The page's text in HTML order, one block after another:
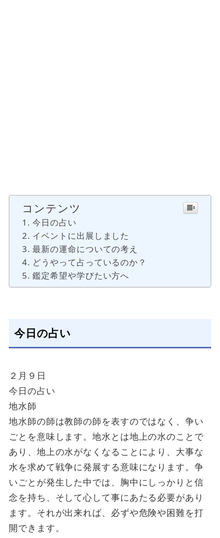
コンテンツ
今日の占い
イベントに出展しました
最新の運命についての考え
どうやって占っているのか？
鑑定希望や学びたい方へ
今日の占い
２月９日
今日の占い
地水師
地水師の師は教師の師を表すのではなく、争い
ごとを意味します。地水とは地上の水のことで
あり、地上の水がなくなることにより、大事な
水を求めて戦争に発展する意味になります。争
いごとが発生した中では、胸中にしっかりと信
念を持ち、そして心して事にあたる必要があり
ます。それが出来れば、必ずや危険や困難を打
開できます。